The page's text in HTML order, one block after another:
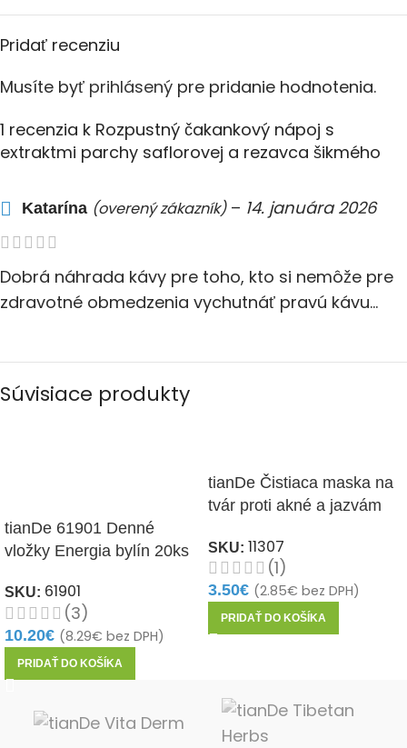
1 recenzia k Rozpustný čakankový nápoj s
extraktmi parchy saflorovej a rezavca šikmého
Katarína (overený zákazník) – 14. januára 2026
Dobrá náhrada kávy pre toho, kto si nemôže pre
zdravotné obmedzenia vychutnáť pravú kávu…
Pridať recenziu
Musíte byť prihlásený pre pridanie hodnotenia.
Súvisiace produkty
tianDe 61901 Denné
vložky Energia bylín 20ks
SKU: 61901
(3)
10.20€ (8.29€ bez DPH)
PRIDAŤ DO KOŠÍKA
tianDe Čistiaca maska na
tvár proti akné a jazvám
SKU: 11307
(1)
3.50€ (2.85€ bez DPH)
PRIDAŤ DO KOŠÍKA